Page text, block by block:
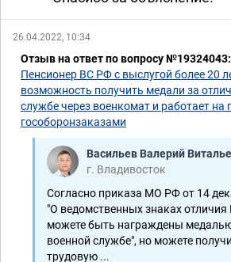
26.04.2022, 10:34
Отзыв на ответ по вопросу №19324043:
Пенсионер ВС РФ с выслугой более 20
возможность получить медали за
службе через военкомат и работает на
гособоронзаказами
Васильев Валерий
г. Владивосток
Согласно приказа МО РФ от 14
"О ведомственных знаках
можете быть награждены
военной службе", но можете
трудовую ...